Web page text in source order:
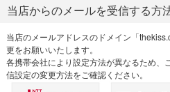
当店からのメールを受信する方
当店のメールアドレスのドメイン「
更をお願いいたします。
各携帯会社により設定方法が異なるため、
信設定の変更方法をご確認ください。